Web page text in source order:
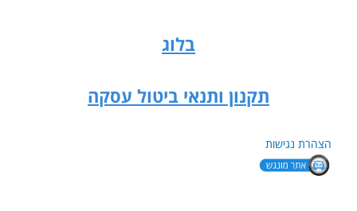
בלוג
תקנון ותנאי ביטול עסקה
הצהרת נגישות